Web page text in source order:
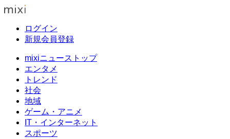
ログイン
新規会員登録
mixiニューストップ
エンタメ
トレンド
社会
地域
ゲーム・アニメ
IT・インターネット
スポーツ